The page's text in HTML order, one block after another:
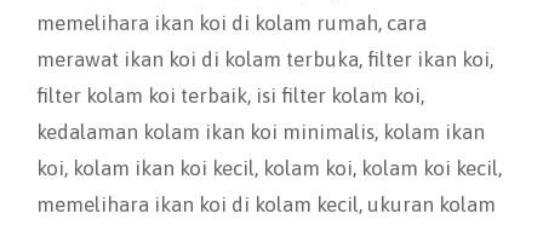
memelihara ikan koi di kolam rumah, cara
merawat ikan koi di kolam terbuka, filter ikan koi,
filter kolam koi terbaik, isi filter kolam koi,
kedalaman kolam ikan koi minimalis, kolam ikan
koi, kolam ikan koi kecil, kolam koi, kolam koi kecil,
memelihara ikan koi di kolam kecil, ukuran kolam